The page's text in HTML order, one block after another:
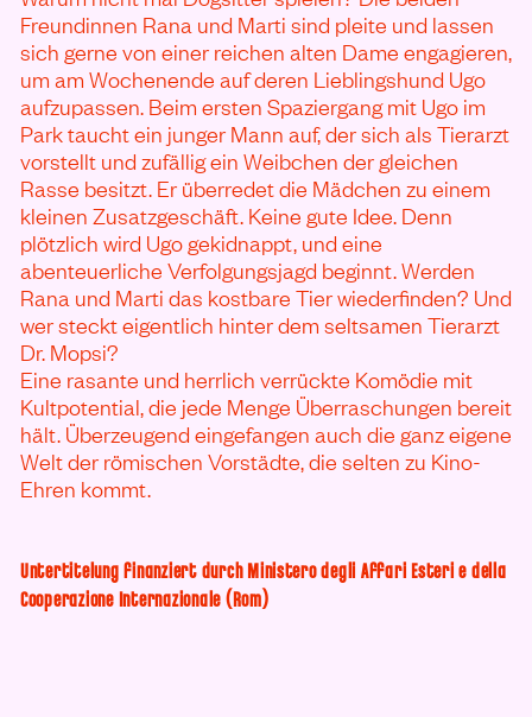
Freundinnen Rana und Marti sind pleite und lassen
sich gerne von einer reichen alten Dame engagieren,
um am Wochenende auf deren Lieblingshund Ugo
aufzupassen. Beim ersten Spaziergang mit Ugo im
Park taucht ein junger Mann auf, der sich als Tierarzt
vorstellt und zufällig ein Weibchen der gleichen
Rasse besitzt. Er überredet die Mädchen zu einem
kleinen Zusatzgeschäft. Keine gute Idee. Denn
plötzlich wird Ugo gekidnappt, und eine
abenteuerliche Verfolgungsjagd beginnt. Werden
Rana und Marti das kostbare Tier wiederfinden? Und
wer steckt eigentlich hinter dem seltsamen Tierarzt
Dr. Mopsi?
Eine rasante und herrlich verrückte Komödie mit
Kultpotential, die jede Menge Überraschungen bereit
hält. Überzeugend eingefangen auch die ganz eigene
Welt der römischen Vorstädte, die selten zu Kino-
Ehren kommt.
Untertitelung finanziert durch Ministero degli Affari Esteri e della
Cooperazione Internazionale (Rom)